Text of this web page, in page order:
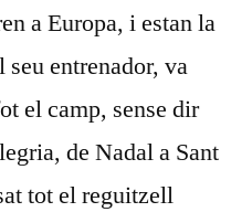
a Europa, i estan la
seu entrenador, va
el camp, sense dir
de Nadal a Sant
tot el reguitzell